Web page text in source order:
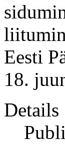
Eesti
18.
Details